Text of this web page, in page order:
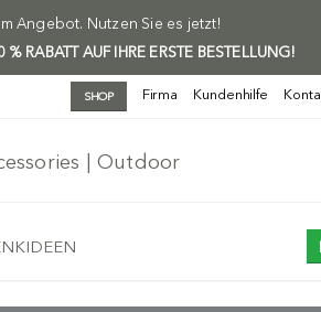
Angebot. Nutzen Sie es jetzt!
RABATT AUF IHRE ERSTE BESTELLUNG!
SHOP Firma Kundenhilfe
| Outdoor